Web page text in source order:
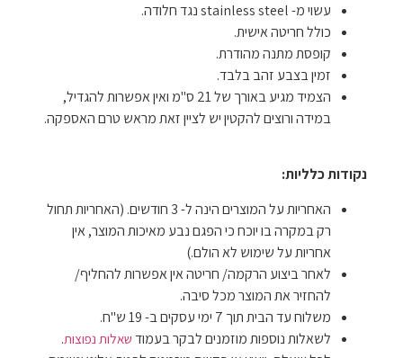
עשוי מ- stainless steel נגד חלודה.
כולל חריטה אישית.
קופסת מתנה מהודרת.
זמין בצבע זהב בלבד.
הצמיד מגיע באורך של 21 ס"מ ואין אפשרות להגדיל,
במידה ורוצים להקטין יש לציין זאת מראש טרם האספקה.
נקודות כלליות:
האחריות על המוצרים הינה ל- 3 חודשים. (האחריות תחול
רק במקרה בו יוכח כי הפגם נבע מאיכות המוצר, אין
אחריות על שימוש לא הולם.)
לאחר ביצוע הרקמה/ חריטה אין אפשרות להחליף/
להחזיר את המוצר מכל סיבה.
משלוח עד הבית תוך 7 ימי עסקים ב- 19 ש"ח.
לשאלות נוספות מוזמנים לבקר בעמוד שאלות נפוצות.